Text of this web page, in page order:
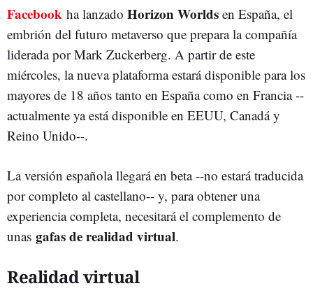
Facebook ha lanzado HorizonWorlds en España, el
embrión del futuro metaverso que prepara la compañía
liderada por Mark Zuckerberg. A partir de este
miércoles, la nueva plataforma estará disponible para los
mayores de 18 años tanto en España como en Francia --
actualmente ya está disponible en EEUU, Canadá y
Reino Unido--.
La versión española llegará en beta --no estará traducida
por completo al castellano-- y, para obtener una
experiencia completa, necesitará el complemento de
unas gafas de realidad virtual.
Realidad virtual